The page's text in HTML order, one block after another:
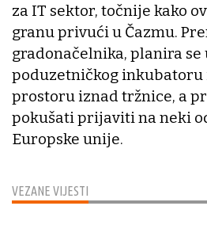
VEZANE VIJESTI
za IT sektor, točnije kako
granu privući u Čazmu.
gradonačelnika, planira se
poduzetničkog inkubatoru
prostoru iznad tržnice, a
pokušati prijaviti na neki
Europske unije.